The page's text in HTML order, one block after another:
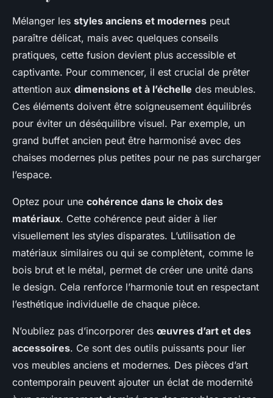
Mélanger les styles anciens et modernes peut
paraître délicat, mais avec quelques conseils
pratiques, cette fusion devient plus accessible et
captivante. Pour commencer, il est crucial de prêter
attention aux dimensions et à l’échelle des meubles.
Ces éléments doivent être soigneusement équilibrés
pour éviter un déséquilibre visuel. Par exemple, un
grand buffet ancien peut être harmonisé avec des
chaises modernes plus petites pour ne pas surcharger
l’espace.
Optez pour une cohérence dans le choix des
matériaux. Cette cohérence peut aider à lier
visuellement les styles disparates. L’utilisation de
matériaux similaires ou qui se complètent, comme le
bois brut et le métal, permet de créer une unité dans
le design. Cela renforce l’harmonie tout en respectant
l’esthétique individuelle de chaque pièce.
N’oubliez pas d’incorporer des œuvres d’art et des
accessoires. Ce sont des outils puissants pour lier
vos meubles anciens et modernes. Des pièces d’art
contemporain peuvent ajouter un éclat de modernité